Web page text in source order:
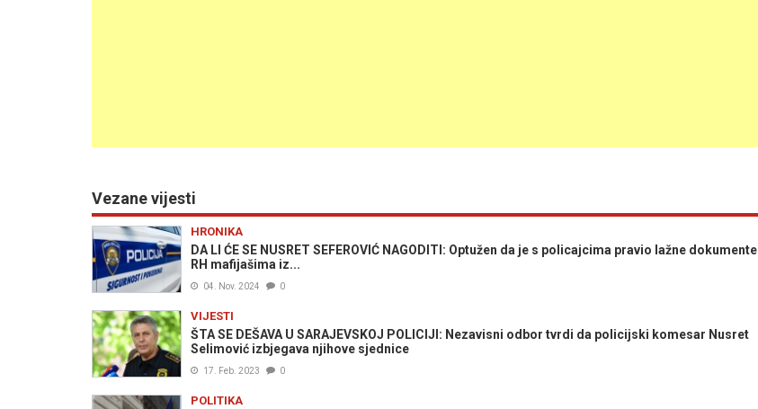
Vezane vijesti
HRONIKA
DA LI ĆE SE NUSRET SEFEROVIĆ NAGODITI: Optužen da je s policajcima pravio lažne dokumente
RH mafijašima iz...
04. Nov. 2024 0
VIJESTI
ŠTA SE DEŠAVA U SARAJEVSKOJ POLICIJI: Nezavisni odbor tvrdi da policijski komesar Nusret
Selimović izbjegava njihove sjednice
17. Feb. 2023 0
POLITIKA